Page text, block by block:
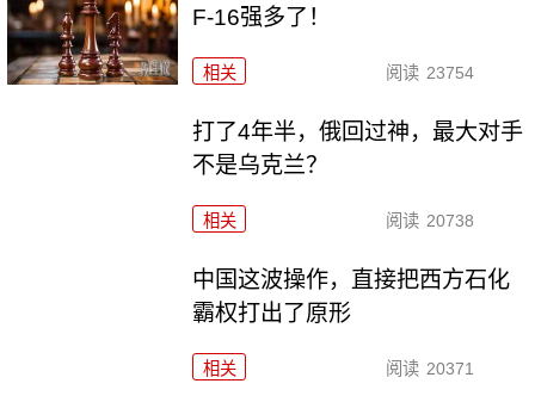
F-16强多了！
相关 阅读 23754
打了4年半，俄回过神，最大对手
不是乌克兰？
相关 阅读 20738
中国这波操作，直接把西方石化
霸权打出了原形
相关 阅读 20371